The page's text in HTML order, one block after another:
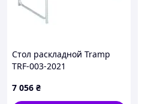
Стол раскладной Tramp
TRF-003-2021
7 056 ₴